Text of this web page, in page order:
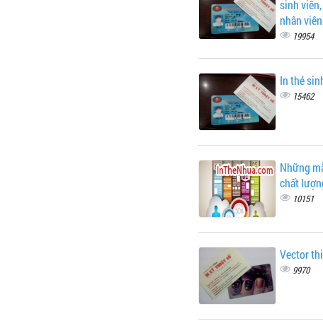
sinh
nhân
19954
In thẻ
15462
Những
chất
10151
Vector
9970